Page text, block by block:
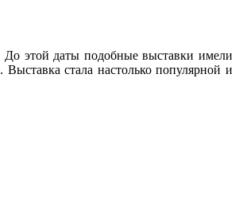
До этой даты подобные выставки имели
стала настолько популярной и